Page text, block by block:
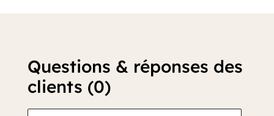
Questions & réponses des
clients (0)